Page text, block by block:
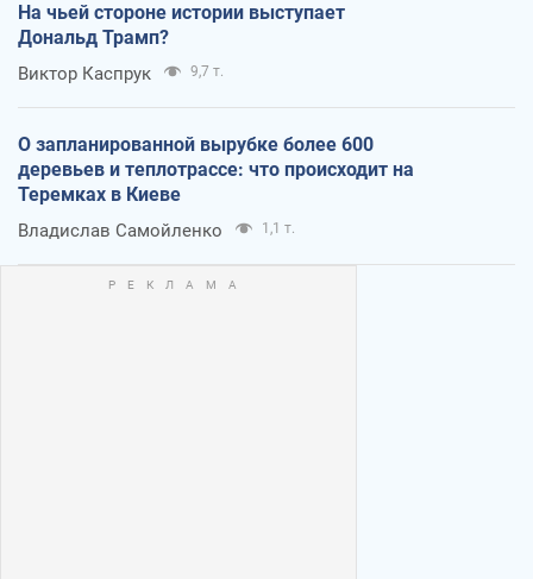
На чьей стороне истории выступает
Дональд Трамп?
Виктор Каспрук 9,7 т.
О запланированной вырубке более 600
деревьев и теплотрассе: что происходит на
Теремках в Киеве
Владислав Самойленко 1,1 т.